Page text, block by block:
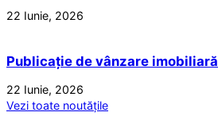
22 Iunie, 2026
Publicație de vânzare imobiliară
22 Iunie, 2026
Vezi toate noutățile